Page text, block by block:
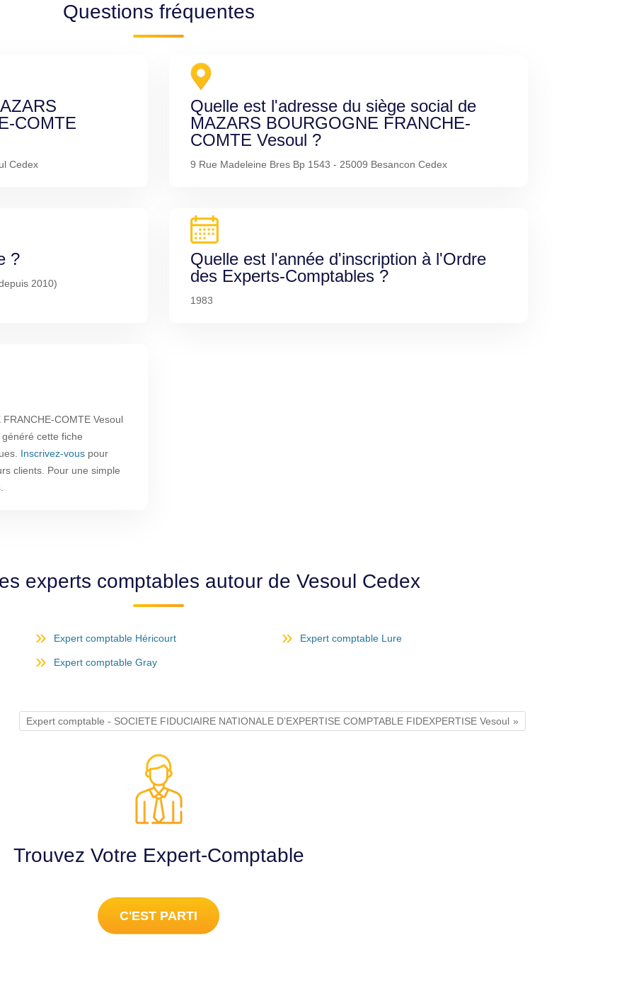
Questions fréquentes
COMTE
Cedex
Quelle est l'adresse du siège social de
MAZARS BOURGOGNE FRANCHE-
COMTE Vesoul ?
9 Rue Madeleine Bres Bp 1543 - 25009 Besancon Cedex
?
2010)
Quelle est l'année d'inscription à l'Ordre
des Experts-Comptables ?
1983
COMTE Vesoul
cette fiche
Inscrivez-vous pour
clients. Pour une simple
experts comptables autour de Vesoul Cedex
Expert comptable Héricourt Expert comptable Lure
Expert comptable Gray
Expert comptable - SOCIETE FIDUCIAIRE NATIONALE D’EXPERTISE COMPTABLE FIDEXPERTISE Vesoul
Trouvez Votre Expert-Comptable
C'EST PARTI